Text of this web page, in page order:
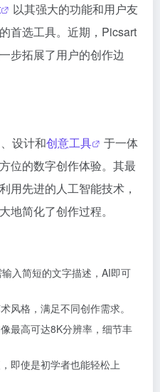
以其强大的功能和用户友
首选工具。近期，Picsart
步拓展了用户的创作边
、设计和创意工具
于一体
位的数字创作体验。其最
利用先进的人工智能技术，
地简化了创作过程。
入简短的文字描述，AI即可
风格，满足不同创作需求。
最高可达8K分辨率，细节丰
即使是初学者也能轻松上